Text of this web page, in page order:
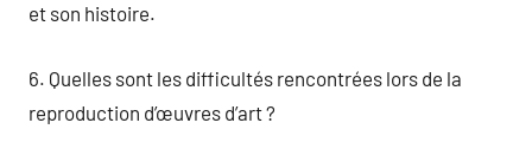
et son histoire.
6. Quelles sont les difficultés rencontrées lors de la
reproduction d’œuvres d’art ?